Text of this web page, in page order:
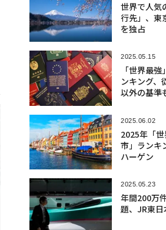
世界で人気
行先」、東
を独占
2025.05.15
「世界最
ンキング、
以外の基準
2025.06.02
2025年「
市」ランキ
ハーゲン
2025.05.23
年間200万
題、JR東